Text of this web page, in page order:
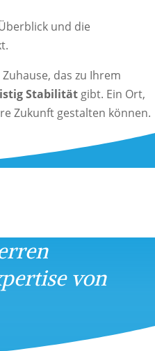
und die
das zu Ihrem
Stabilität gibt. Ein Ort,
Zukunft gestalten können.
von